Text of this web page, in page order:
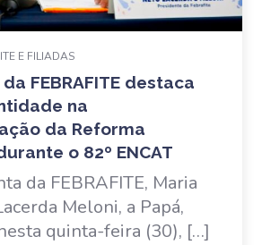
E FILIADAS
FEBRAFITE destaca
na
da Reforma
o 82º ENCAT
da FEBRAFITE, Maria
Meloni, a Papá,
quinta-feira (30), […]